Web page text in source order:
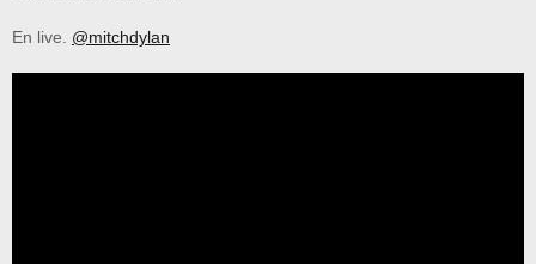
En live. @mitchdylan